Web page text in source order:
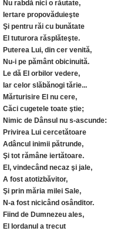
Nu rabdă nici o răutate,
Iertare propovăduieşte
Şi pentru răi cu bunătate
El tuturora răsplăteşte.
Puterea Lui, din cer venită,
Nu-i pe pământ obicinuită.
Le dă El orbilor vedere,
Iar celor slăbănogi tărie...
Mărturisire El nu cere,
Căci cugetele toate ştie;
Nimic de Dânsul nu s-ascunde:
Privirea Lui cercetătoare
Adâncul inimii pătrunde,
Şi tot rămâne iertătoare.
El, vindecând necaz şi jale,
A fost atotizbăvitor,
Şi prin măria milei Sale,
N-a fost nicicând osânditor.
Fiind de Dumnezeu ales,
El Iordanul a trecut